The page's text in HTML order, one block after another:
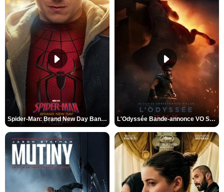
Spider-Man: Brand New Day Bande-annonce VO STFR L'Odyssée Bande-annonce VO STFR